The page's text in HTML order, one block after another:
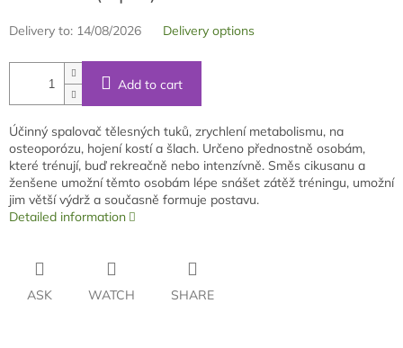
Delivery to: 14/08/2026 Delivery options
Add to cart
Účinný spalovač tělesných tuků, zrychlení metabolismu, na
osteoporózu, hojení kostí a šlach. Určeno přednostně osobám,
které trénují, buď rekreačně nebo intenzívně. Směs cikusanu a
ženšene umožní těmto osobám lépe snášet zátěž tréningu, umožní
jim větší výdrž a současně formuje postavu.
Detailed information
ASK WATCH SHARE